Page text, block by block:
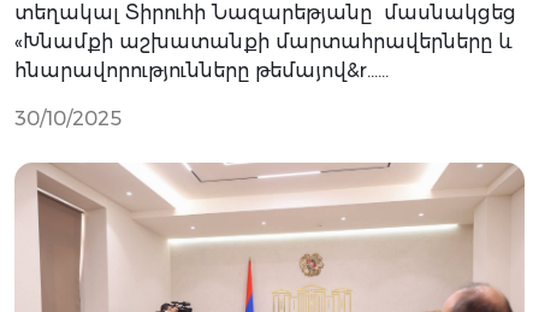
տեղակալ Տիրուհի Նազարեթյանը մասնակցեց
«Խնամքի աշխատանքի մարտահրավերները և
հնարավորությունները թեմայով&r…...
30/10/2025